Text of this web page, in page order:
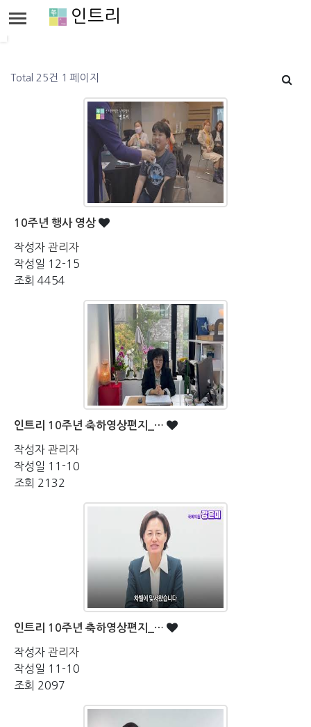
인트리
Total 25건 1 페이지
10주년 행사 영상
작성자 관리자
작성일 12-15
조회 4454
인트리 10주년 축하영상편지_…
작성자 관리자
작성일 11-10
조회 2132
인트리 10주년 축하영상편지_…
작성자 관리자
작성일 11-10
조회 2097